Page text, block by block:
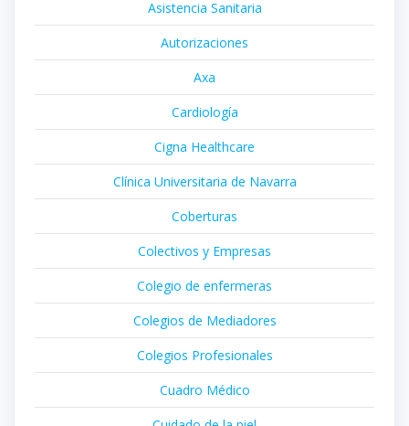
Asistencia Sanitaria
Autorizaciones
Axa
Cardiología
Cigna Healthcare
Clínica Universitaria de Navarra
Coberturas
Colectivos y Empresas
Colegio de enfermeras
Colegios de Mediadores
Colegios Profesionales
Cuadro Médico